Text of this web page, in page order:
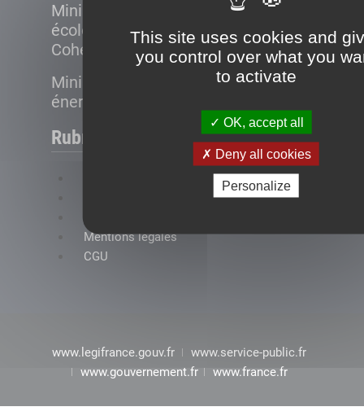
This site uses cookies and
you control over what you
to activate
OK, accept all
Deny all cookies
Personalize
Ministère de la Transition
écologique et de la
Cohésion des territoires
Ministère de la Transition
énergétique
Rubriques
Mentions légales
CGU
www.legifrance.gouv.fr
www.service-public.fr
www.gouvernement.fr
www.france.fr